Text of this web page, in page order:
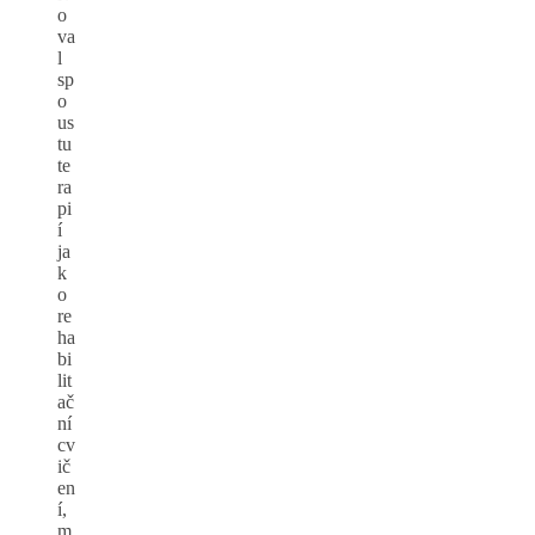
o
va
l
sp
o
us
tu
te
ra
pi
í
ja
k
o
re
ha
bi
lit
ač
ní
cv
ič
en
í,
m